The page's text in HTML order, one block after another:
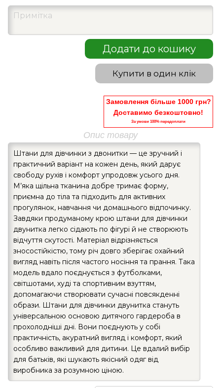
Додати до кошику
Купити в один клік
Замовлення більше 1000 грн?
Доставимо безкоштовно!
За умови 100% передоплати
Опис товару
Штани для дівчинки з двонитки — це зручний і
практичний варіант на кожен день, який дарує
свободу рухів і комфорт упродовж усього дня.
М’яка щільна тканина добре тримає форму,
приємна до тіла та підходить для активних
прогулянок, навчання чи домашнього відпочинку.
Завдяки продуманому крою штани для дівчинки
двунитка легко сідають по фігурі й не створюють
відчуття скутості. Матеріал відрізняється
зносостійкістю, тому річ довго зберігає охайний
вигляд навіть після частого носіння та прання. Така
модель вдало поєднується з футболками,
світшотами, худі та спортивним взуттям,
допомагаючи створювати сучасні повсякденні
образи. Штани для дівчинки двунитка стануть
універсальною основою дитячого гардероба в
прохолодніші дні. Вони поєднують у собі
практичність, акуратний вигляд і комфорт, який
особливо важливий для дитини. Це вдалий вибір
для батьків, які шукають якісний одяг від
виробника за розумною ціною.